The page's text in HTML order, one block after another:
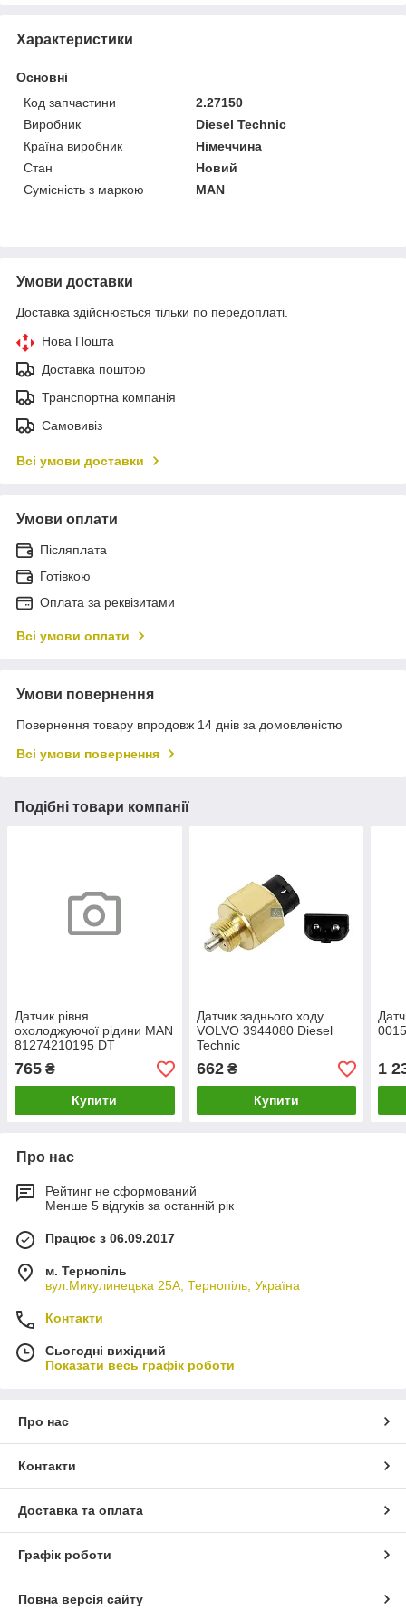
Характеристики
Основні
Код запчастини
2.27150
Виробник
Diesel Technic
Країна виробник
Німеччина
Стан
Новий
Сумісність з маркою
MAN
Умови доставки
Доставка здійснюється тільки по передоплаті.
Нова Пошта
Доставка поштою
Транспортна компанія
Самовивіз
Всі умови доставки
Умови оплати
Післяплата
Готівкою
Оплата за реквізитами
Всі умови оплати
Умови повернення
Повернення товару впродовж 14 днів за домовленістю
Всі умови повернення
Подібні товари компанії
Датчик рівня
охолоджуючої рідини MAN
81274210195 DT
765 ₴
Купити
Датчик заднього ходу
VOLVO 3944080 Diesel
Technic
662₴
Купити
1
Про нас
Рейтинг не сформований
Менше 5 відгуків за останній рік
Працює з 06.09.2017
м. Тернопіль
вул.Микулинецька 25А, Тернопіль, Україна
Контакти
Сьогодні вихідний
Показати весь графік роботи
Про нас
Контакти
Доставка та оплата
Графік роботи
Повна версія сайту